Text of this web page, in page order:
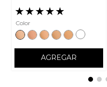
★★★★★
Color
AGREGAR